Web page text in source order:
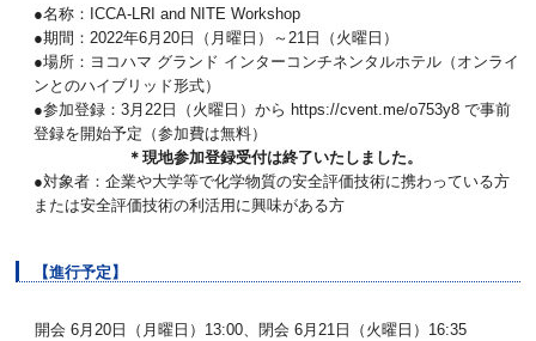
●名称：ICCA-LRI and NITE Workshop
●期間：2022年6月20日（月曜日）～21日（火曜日）
●場所：ヨコハマ グランド インターコンチネンタルホテル（オンライ
ンとのハイブリッド形式）
●参加登録：3月22日（火曜日）から https://cvent.me/o753y8 で事前
登録を開始予定（参加費は無料）
＊現地参加登録受付は終了いたしました。
●対象者：企業や大学等で化学物質の安全評価技術に携わっている方
または安全評価技術の利活用に興味がある方
【進行予定】
開会 6月20日（月曜日）13:00、閉会 6月21日（火曜日）16:35